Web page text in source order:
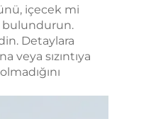
içecek mi
bulundurun.
Detaylara
sızıntıya